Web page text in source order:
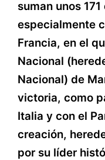
suman unos
especialmente
Francia, en el
Nacional
Nacional) de
victoria, como
Italia y con el
creación,
por su líder